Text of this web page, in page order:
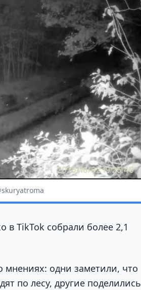
в TikTok собрали более 2,1
мнениях: одни заметили, что
по лесу, другие поделились